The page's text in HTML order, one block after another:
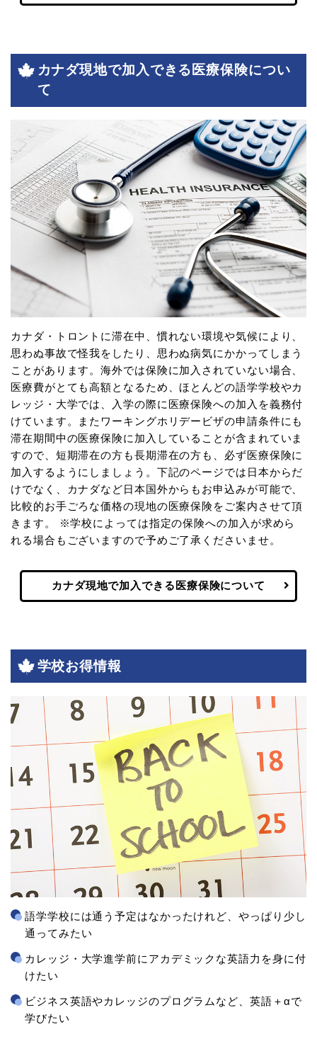
カナダ現地で加入できる医療保険につい
て
カナダ・トロントに滞在中、慣れない環境や気候により、
思わぬ事故で怪我をしたり、思わぬ病気にかかってしまう
ことがあります。海外では保険に加入されていない場合、
医療費がとても高額となるため、ほとんどの語学学校やカ
レッジ・大学では、入学の際に医療保険への加入を義務付
けています。またワーキングホリデービザの申請条件にも
滞在期間中の医療保険に加入していることが含まれていま
すので、短期滞在の方も長期滞在の方も、必ず医療保険に
加入するようにしましょう。下記のページでは日本からだ
けでなく、カナダなど日本国外からもお申込みが可能で、
比較的お手ごろな価格の現地の医療保険をご案内させて頂
きます。 ※学校によっては指定の保険への加入が求めら
れる場合もございますので予めご了承くださいませ。
カナダ現地で加入できる医療保険について
学校お得情報
語学学校には通う予定はなかったけれど、やっぱり少し
通ってみたい
カレッジ・大学進学前にアカデミックな英語力を身に付
けたい
ビジネス英語やカレッジのプログラムなど、英語＋αで
学びたい